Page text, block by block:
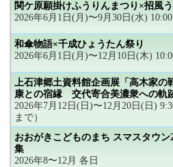
関ケ原願掛けふうりんまつり×招風
2026年6月1日(月)〜9月30日(水)
和傘物語×千成ひょうたん祭り
2026年6月1日(月)〜12月10日(木)
上石津郷土資料館企画展「高木家の
康との宿縁 交代寄合美濃衆への軌
2026年7月12日(日)〜12月20日(日)
まで）
おおがきこどものまち スマスタウ
集
2026年8〜12月 各日